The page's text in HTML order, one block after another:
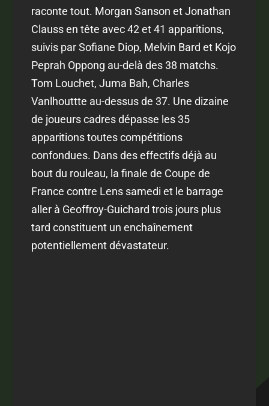
raconte tout. Morgan Sanson et Jonathan
Clauss en tête avec 42 et 41 apparitions,
suivis par Sofiane Diop, Melvin Bard et Kojo
Peprah Oppong au-delà des 38 matchs.
Tom Louchet, Juma Bah, Charles
Vanlhouttte au-dessus de 37. Une dizaine
de joueurs cadres dépasse les 35
apparitions toutes compétitions
confondues. Dans des effectifs déjà au
bout du rouleau, la finale de Coupe de
France contre Lens samedi et le barrage
aller à Geoffroy-Guichard trois jours plus
tard constituent un enchaînement
potentiellement dévastateur.